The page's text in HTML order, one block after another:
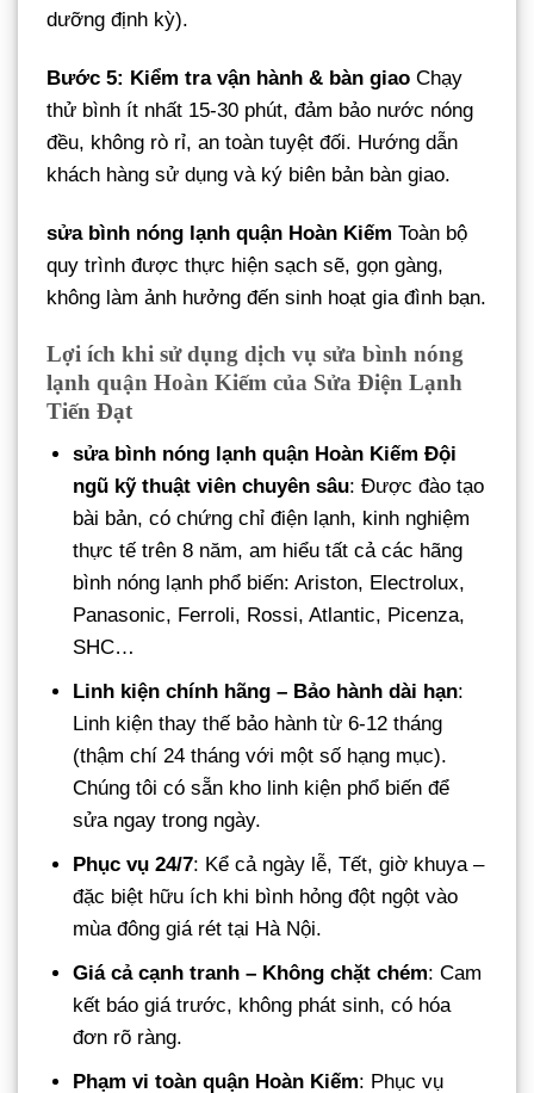
dưỡng định kỳ).
Bước 5: Kiểm tra vận hành & bàn giao Chạy
thử bình ít nhất 15-30 phút, đảm bảo nước nóng
đều, không rò rỉ, an toàn tuyệt đối. Hướng dẫn
khách hàng sử dụng và ký biên bản bàn giao.
sửa bình nóng lạnh quận Hoàn Kiếm Toàn bộ
quy trình được thực hiện sạch sẽ, gọn gàng,
không làm ảnh hưởng đến sinh hoạt gia đình bạn.
Lợi ích khi sử dụng dịch vụ sửa bình nóng
lạnh quận Hoàn Kiếm của Sửa Điện Lạnh
Tiến Đạt
sửa bình nóng lạnh quận Hoàn Kiếm Đội
ngũ kỹ thuật viên chuyên sâu: Được đào tạo
bài bản, có chứng chỉ điện lạnh, kinh nghiệm
thực tế trên 8 năm, am hiểu tất cả các hãng
bình nóng lạnh phổ biến: Ariston, Electrolux,
Panasonic, Ferroli, Rossi, Atlantic, Picenza,
SHC…
Linh kiện chính hãng – Bảo hành dài hạn:
Linh kiện thay thế bảo hành từ 6-12 tháng
(thậm chí 24 tháng với một số hạng mục).
Chúng tôi có sẵn kho linh kiện phổ biến để
sửa ngay trong ngày.
Phục vụ 24/7: Kể cả ngày lễ, Tết, giờ khuya –
đặc biệt hữu ích khi bình hỏng đột ngột vào
mùa đông giá rét tại Hà Nội.
Giá cả cạnh tranh – Không chặt chém: Cam
kết báo giá trước, không phát sinh, có hóa
đơn rõ ràng.
Phạm vi toàn quận Hoàn Kiếm: Phục vụ